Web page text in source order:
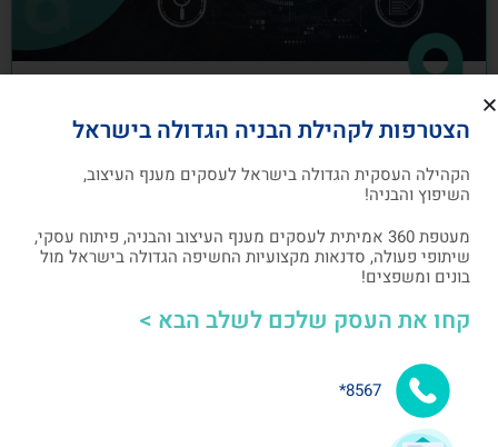
כיצד לבנות תוכנית שיווק לעסקים מענף
העיצוב והבניה
תוכנית שיווק הנה תוכנית כתובה, המהווה מפת דרכים
אלעד גרגיר - מייסד ומנכ"ל arcdb 05/07/2023
הצטרפות לקהילת הבניה הגדולה בישראל
הקהילה העסקית הגדולה בישראל לעסקים מענף העיצוב,
השיפוץ והבניה!
מעטפת 360 אמיתית לעסקים מענף העיצוב והבניה, פיתוח עסקי,
שיתופי פעולה, סדנאות מקצועיות החשיפה הגדולה בישראל מול
בונים ומשפצים!
קחו את העסק שלכם לשלב הבא >
8567*